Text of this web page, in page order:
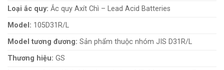
Loại ắc quy: Ắc quy Axít Chì – Lead Acid Batteries
Model: 105D31R/L
Model tương đương: Sản phẩm thuộc nhóm JIS D31R/L
Thương hiệu: GS